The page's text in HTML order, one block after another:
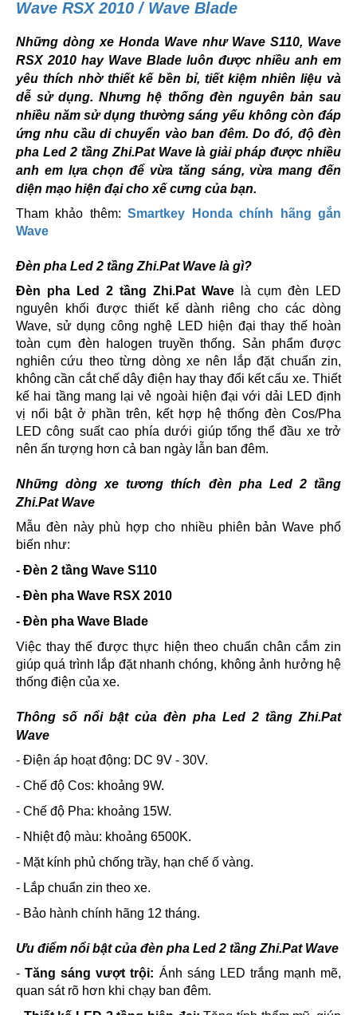
Wave RSX 2010 / Wave Blade
Những dòng xe Honda Wave như Wave S110, Wave
RSX 2010 hay Wave Blade luôn được nhiều anh em
yêu thích nhờ thiết kế bền bỉ, tiết kiệm nhiên liệu và
dễ sử dụng. Nhưng hệ thống đèn nguyên bản sau
nhiều năm sử dụng thường sáng yếu không còn đáp
ứng nhu cầu di chuyển vào ban đêm. Do đó, độ đèn
pha Led 2 tầng Zhi.Pat Wave là giải pháp được nhiều
anh em lựa chọn để vừa tăng sáng, vừa mang đến
diện mạo hiện đại cho xế cưng của bạn.
Tham khảo thêm:Smartkey Honda chính hãng gắn
Wave
Đèn pha Led 2 tầng Zhi.Pat Wave là gì?
Đèn pha Led 2 tầng Zhi.Pat Wave là cụm đèn LED
nguyên khối được thiết kế dành riêng cho các dòng
Wave, sử dụng công nghệ LED hiện đại thay thế hoàn
toàn cụm đèn halogen truyền thống. Sản phẩm được
nghiên cứu theo từng dòng xe nên lắp đặt chuẩn zin,
không cần cắt chế dây điện hay thay đổi kết cấu xe. Thiết
kế hai tầng mang lại vẻ ngoài hiện đại với dải LED định
vị nổi bật ở phần trên, kết hợp hệ thống đèn Cos/Pha
LED công suất cao phía dưới giúp tổng thể đầu xe trở
nên ấn tượng hơn cả ban ngày lẫn ban đêm.
Những dòng xe tương thích đèn pha Led 2 tầng
Zhi.Pat Wave
Mẫu đèn này phù hợp cho nhiều phiên bản Wave phổ
biến như:
- Đèn 2 tầng Wave S110
- Đèn pha Wave RSX 2010
- Đèn pha Wave Blade
Việc thay thế được thực hiện theo chuẩn chân cắm zin
giúp quá trình lắp đặt nhanh chóng, không ảnh hưởng hệ
thống điện của xe.
Thông số nổi bật của đèn pha Led 2 tầng Zhi.Pat
Wave
- Điện áp hoạt động: DC 9V - 30V.
- Chế độ Cos: khoảng 9W.
- Chế độ Pha: khoảng 15W.
- Nhiệt độ màu: khoảng 6500K.
- Mặt kính phủ chống trầy, hạn chế ố vàng.
- Lắp chuẩn zin theo xe.
- Bảo hành chính hãng 12 tháng.
Ưu điểm nổi bật của đèn pha Led 2 tầng Zhi.Pat Wave
-Tăng sáng vượt trội: Ánh sáng LED trắng mạnh mẽ,
quan sát rõ hơn khi chạy ban đêm.